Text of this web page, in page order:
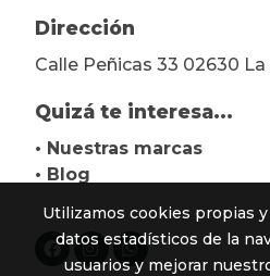
Dirección
Calle Peñicas 33 02630
Quizá te interesa...
• Nuestras marcas
• Blog
Utilizamos cookies propias
datos estadísticos de la
usuarios y mejorar